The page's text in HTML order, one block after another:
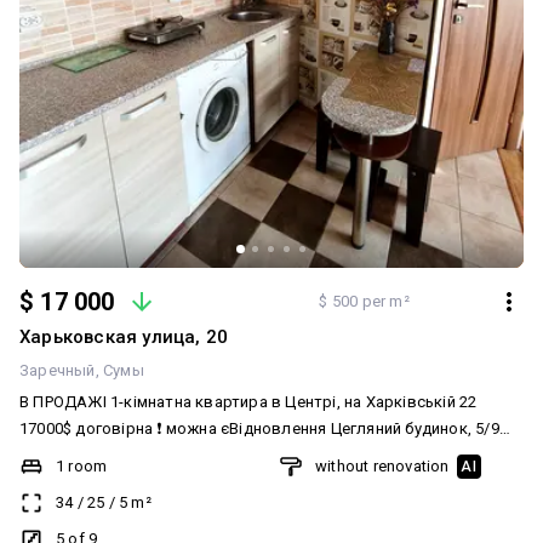
$ 17 000 $ 500 per m²
Харьковская улица, 20
Заречный Сумы
В ПРОДАЖІ 1-кімнатна квартира в Центрі, на Харківській 22
17000$ договірна ❗ можна єВідновлення Цегляний будинок, 5/9
поверх, 34 м.кв, кухня-студія, санвузол, спальня з балконом.
Косметичний ремонт, меблі і пральна машинка, холодильник,
електроплитка. Коридорний тип, є спільна кухня з газовими
плитами. Чудовий район, поряд вся інфраструктура, риночок,
1 room
34/ 25 / 5 m²
5 of 9
without renovation AI